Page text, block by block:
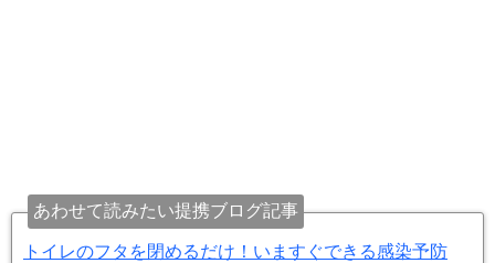
あわせて読みたい提携ブログ記事
トイレのフタを閉めるだけ！いますぐできる感染予防